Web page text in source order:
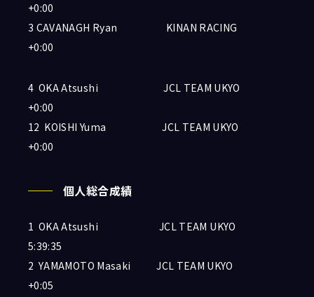
+0:00
3 CAVANAGH Ryan KINAN RACING
+0:00
4 OKA Atsushi JCL TEAM UKYO
+0:00
12 KOISHI Yuma JCL TEAM UKYO
+0:00
個人総合成績
1 OKA Atsushi JCL TEAM UKYO
5:39:35
2 YAMAMOTO Masaki JCL TEAM UKYO
+0:05